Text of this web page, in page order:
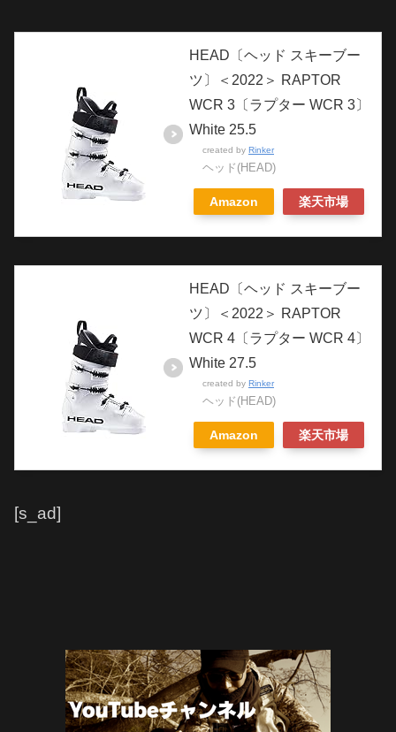
HEAD〔ヘッド スキーブー
ツ〕＜2022＞ RAPTOR
WCR 3〔ラプター WCR 3〕
White 25.5
created by Rinker
ヘッド(HEAD)
Amazon 楽天市場
HEAD〔ヘッド スキーブー
ツ〕＜2022＞ RAPTOR
WCR 4〔ラプター WCR 4〕
White 27.5
created by Rinker
ヘッド(HEAD)
Amazon 楽天市場
[s_ad]